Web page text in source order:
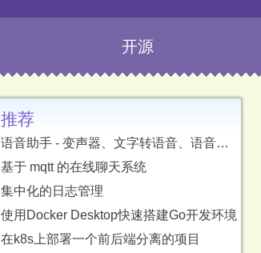
开源
推荐
语音助手 - 变声器、文字转语音、语音转文字、字幕翻译
基于 mqtt 的在线聊天系统
集中化的日志管理
使用Docker Desktop快速搭建Go开发环境
在k8s上部署一个前后端分离的项目